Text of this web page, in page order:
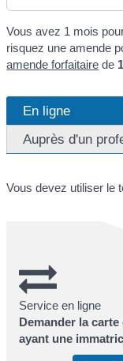
Vous avez 1 mois
risquez une amende
amende forfaitaire de
En ligne
Auprès d'un
Vous devez utiliser le
Service en ligne
Demander la
ayant une